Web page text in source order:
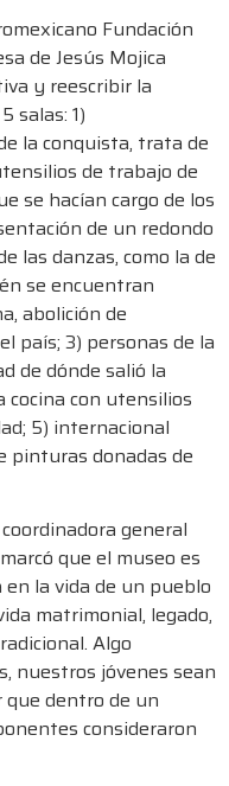
Fundación
de Jesús Mojica
y reescribir la
salas: 1)
la conquista, trata de
de trabajo de
se hacían cargo de los
de un redondo
las danzas, como la de
se encuentran
abolición de
país; 3) personas de la
de dónde salió la
con utensilios
5) internacional
pinturas donadas de
general
que el museo es
la vida de un pueblo
matrimonial, legado,
Algo
nuestros jóvenes sean
que dentro de un
consideraron